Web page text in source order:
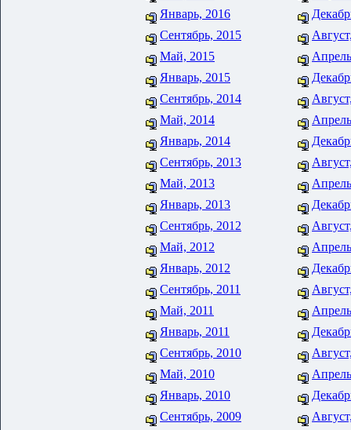
Январь, 2016
Сентябрь, 2015
Май, 2015
Январь, 2015
Сентябрь, 2014
Май, 2014
Январь, 2014
Сентябрь, 2013
Май, 2013
Январь, 2013
Сентябрь, 2012
Май, 2012
Январь, 2012
Сентябрь, 2011
Май, 2011
Январь, 2011
Сентябрь, 2010
Май, 2010
Январь, 2010
Сентябрь, 2009